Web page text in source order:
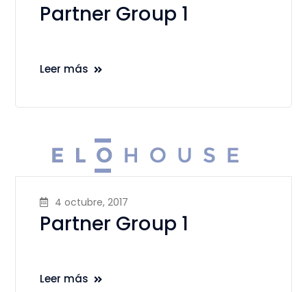
Partner Group 1
Leer más
4 octubre, 2017
Partner Group 1
Leer más